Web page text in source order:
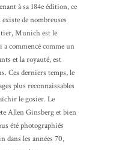
à sa 184e édition, ce
de nombreuses
Munich est le
commencé comme un
et la royauté, est
Ces derniers temps, le
plus reconnaissables
le gosier. Le
Allen Ginsberg et bien
été photographiés
dans les années 70,